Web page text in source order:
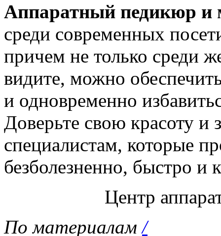
Аппаратный педикюр и
среди современных
причем не только среди
видите, можно
и одновременно
Доверьте свою красоту и
специалистам, которые
безболезненно, быстро и
Центр
По материалам/